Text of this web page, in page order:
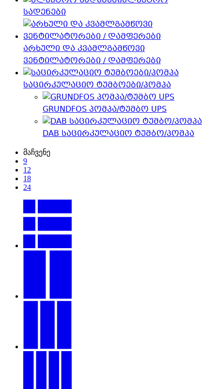
სადენები
არხული და კვამლგამწოვი
ვენტილატორები / დამფერები
საცირკულაციო ტუმბოები/პომპა
GRUNDFOS პომპა/ტუმბო UPS
DAB საცირკულაციო ტუმბო/პომპა
მაჩვენე
9
12
18
24